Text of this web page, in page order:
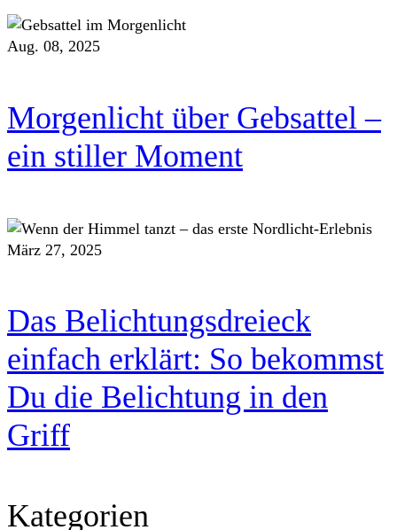
Aug. 08, 2025
Morgenlicht über Gebsattel –
ein stiller Moment
März 27, 2025
Das Belichtungsdreieck
einfach erklärt: So bekommst
Du die Belichtung in den
Griff
Kategorien